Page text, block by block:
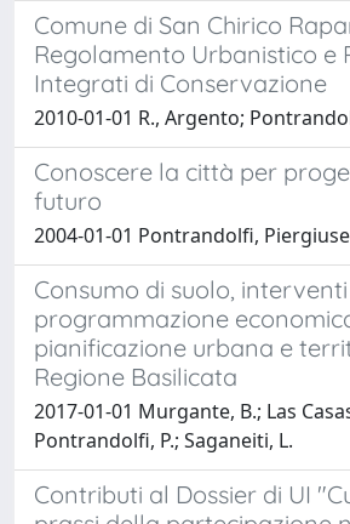
Comune di San Chirico
Regolamento Urbanistico e
Integrati di Conservazione
2010-01-01 R., Argento;
Conoscere la città per
futuro
2004-01-01 Pontrandolfi,
Consumo di suolo,
programmazione
pianificazione urbana e
Regione Basilicata
2017-01-01 Murgante, B.; Las
Pontrandolfi, P.; Saganeiti, L.
Contributi al Dossier di UI